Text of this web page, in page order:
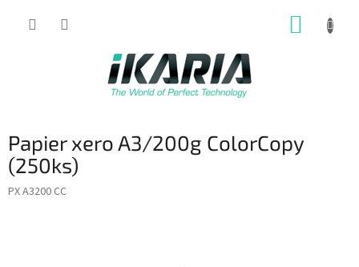
Papier xero A3/200g ColorCopy
(250ks)
PX A3200 CC